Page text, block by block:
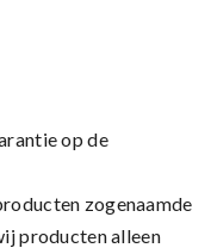
op de
zogenaamde
producten alleen